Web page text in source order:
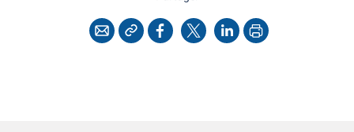
CourrielCopier l'adresse
Facebook
X LinkedInImprimer